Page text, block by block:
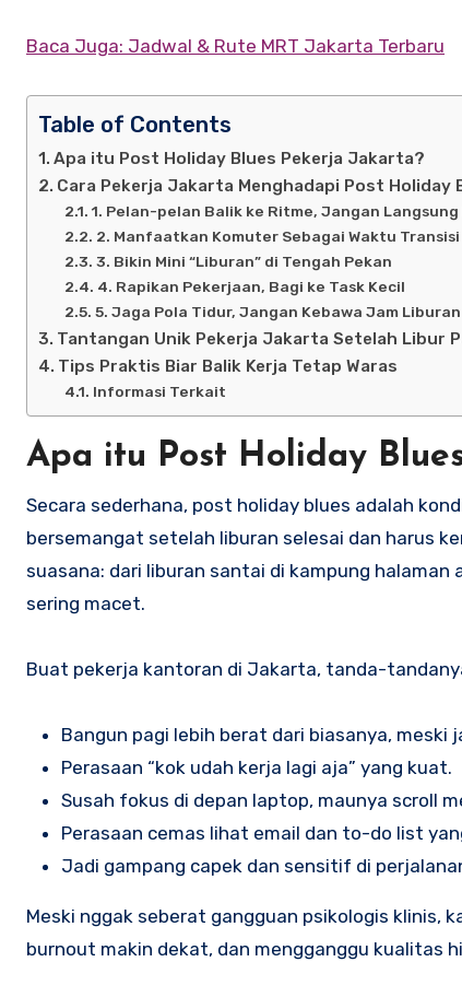
Baca Juga: Jadwal & Rute MRT Jakarta Terbaru
Table of Contents
Apa itu Post Holiday Blues Pekerja Jakarta?
Cara Pekerja Jakarta Menghadapi Post Holiday
1. Pelan-pelan Balik ke Ritme, Jangan
2. Manfaatkan Komuter Sebagai Waktu Transisi
3. Bikin Mini “Liburan” di Tengah Pekan
4. Rapikan Pekerjaan, Bagi ke Task Kecil
5. Jaga Pola Tidur, Jangan Kebawa Jam Liburan
Tantangan Unik Pekerja Jakarta Setelah Libur
Tips Praktis Biar Balik Kerja Tetap Waras
Informasi Terkait
Apa itu Post Holiday
Secara sederhana, post holiday blues adalah
bersemangat setelah liburan selesai dan harus
suasana: dari liburan santai di kampung
sering macet.
Buat pekerja kantoran di Jakarta, tanda-
Bangun pagi lebih berat dari biasanya, meski
Perasaan “kok udah kerja lagi aja” yang kuat.
Susah fokus di depan laptop, maunya scroll
Perasaan cemas lihat email dan to-do list
Jadi gampang capek dan sensitif di
Meski nggak seberat gangguan psikologis klinis,
burnout makin dekat, dan mengganggu kualitas